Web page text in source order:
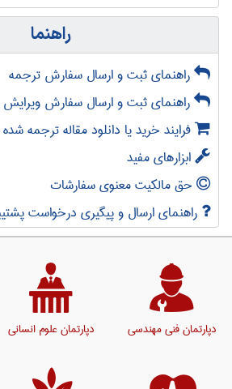
راهنما
راهنمای ثبت و ارسال سفارش ترجمه
راهنمای ثبت و ارسال سفارش ویرایش
فرایند خرید یا دانلود مقاله ترجمه شده
ابزارهای مفید
حق مالکیت معنوی سفارشات
راهنمای ارسال و پیگیری درخواست
دپارتمان فنی مهندسی دپارتمان علوم انسانی